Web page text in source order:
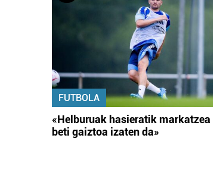
FUTBOLA
«Helburuak hasieratik markatzea
beti gaiztoa izaten da»